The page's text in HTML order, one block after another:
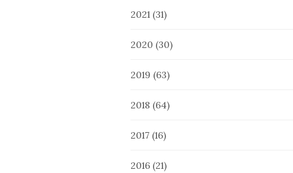
2021 (31)
2020 (30)
2019 (63)
2018 (64)
2017 (16)
2016 (21)